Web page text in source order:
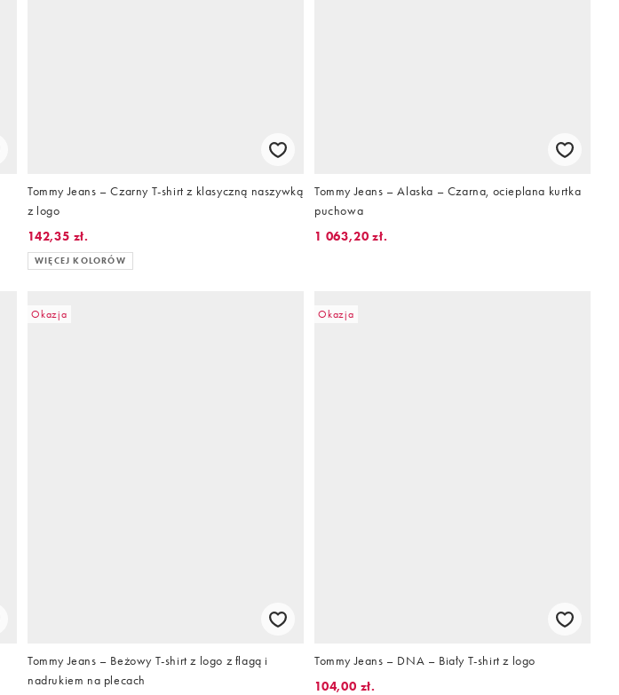
Tommy Jeans – Czarny T-shirt z klasyczną naszywką
z logo
142,35 zł.
WIĘCEJ KOLORÓW
Tommy Jeans – Alaska – Czarna, ocieplana kurtka
puchowa
1 063,20 zł.
Okazja
Tommy Jeans – Beżowy T-shirt z logo z flagą i
nadrukiem na plecach
Okazja
Tommy Jeans – DNA – Biały T-shirt z logo
104,00 zł.